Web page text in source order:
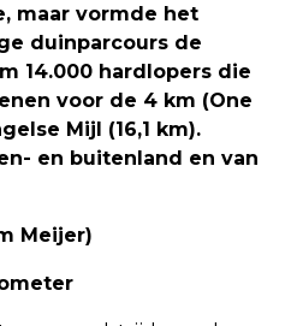
maar vormde het
duinparcours de
14.000 hardlopers die
voor de 4 km (One
Mijl (16,1 km).
en buitenland en van
Meijer)